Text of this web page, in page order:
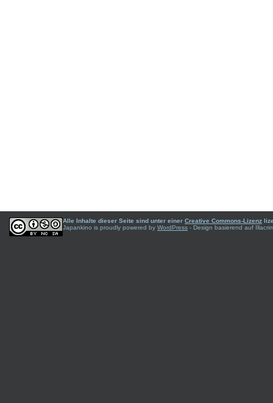
Alle Inhalte dieser Seite sind unter einer Creative Commons-Lizenz
Japankino is proudly powered by WordPress - Design basierend auf